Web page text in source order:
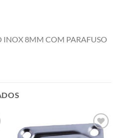
8MM COM PARAFUSO
Add to